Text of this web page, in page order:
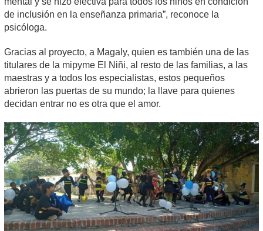
de inclusión en la enseñanza primaria”, reconoce la
psicóloga.
Gracias al proyecto, a Magaly, quien es también una de las
titulares de la mipyme El Niñi, al resto de las familias, a las
maestras y a todos los especialistas, estos pequeños
abrieron las puertas de su mundo; la llave para quienes
decidan entrar no es otra que el amor.